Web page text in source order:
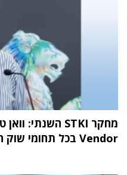
Vendor בכל תחומי שוק ה-IT